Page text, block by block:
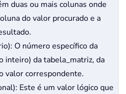
duas ou mais colunas onde
do valor procurado e a
O número específico da
inteiro) da tabela_matriz, da
valor correspondente.
Este é um valor lógico que